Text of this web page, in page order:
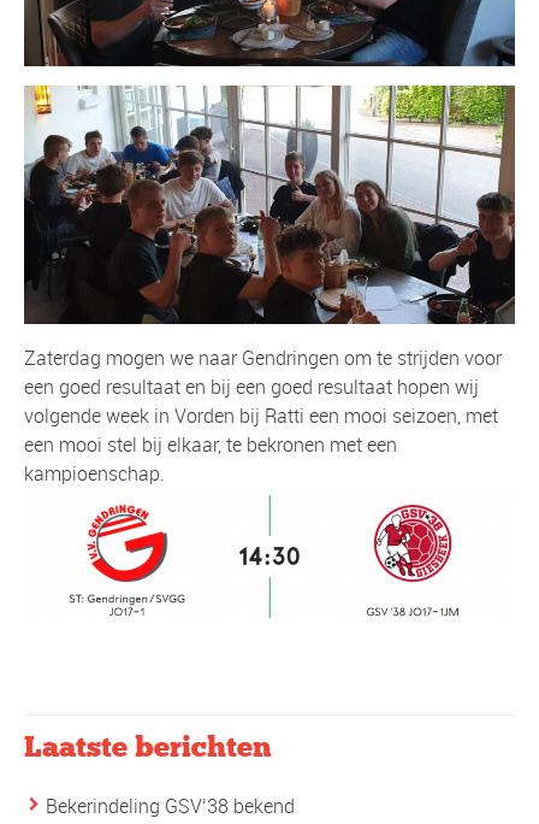
Zaterdag mogen we naar Gendringen om te strijden voor
een goed resultaat en bij een goed resultaat hopen wij
volgende week in Vorden bij Ratti een mooi seizoen, met
een mooi stel bij elkaar, te bekronen met een
kampioenschap.
Laatste berichten
Bekerindeling GSV’38 bekend